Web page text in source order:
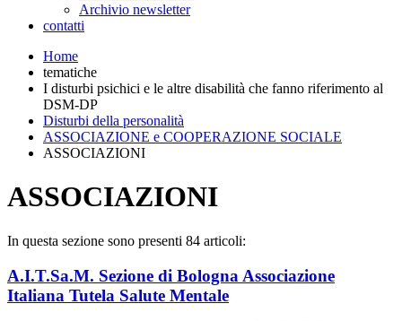
Archivio newsletter
contatti
Home
tematiche
I disturbi psichici e le altre disabilità che fanno riferimento al
DSM-DP
Disturbi della personalità
ASSOCIAZIONE e COOPERAZIONE SOCIALE
ASSOCIAZIONI
ASSOCIAZIONI
In questa sezione sono presenti 84 articoli:
A.I.T.Sa.M. Sezione di Bologna Associazione
Italiana Tutela Salute Mentale